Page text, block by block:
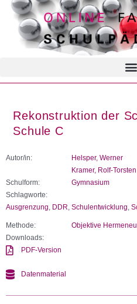
Rekonstruktion der
Schule C
Autor/in:
Helsper, Werner
Kramer, Rolf-Torsten
Schulform:
Gymnasium
Schlagworte:
Ausgrenzung DDR Schulentwicklung
Methode:
Objektive
Downloads:
PDF-Version
Datenmaterial